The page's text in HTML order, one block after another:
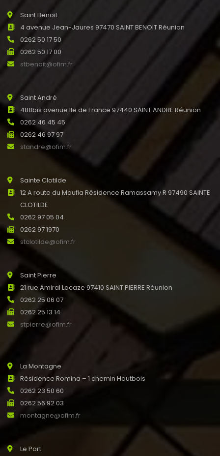
Saint Benoit
4 avenue Jean-Jaures 97470 SAINT BENOIT Réunion
0262 50 17 50
0262 50 17 00
stbenoit@ofim.fr
Saint André
488bis avenue Ile de France 97440 SAINT ANDRE Réunion
0262 46 45 45
0262 46 97 97
standre@ofim.fr
Sainte Clotilde
12 A route du Moufia Résidence Ramassamy R 97490 SAINTE
CLOTILDE
0262 97 05 04
0262 97 1970
stclotilde@ofim.fr
Saint Pierre
21 rue Amiral Lacaze 97410 SAINT PIERRE Réunion
0262 25 06 07
0262 25 13 14
stpierre@ofim.fr
La Montagne
Résidence Romina – 1 chemin Hautbois
0262 23 50 60
0262 56 92 03
montagne@ofim.fr
Le Port